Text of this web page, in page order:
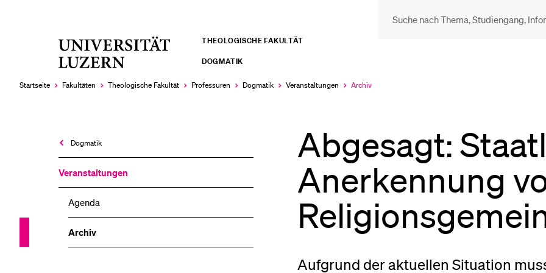
Universität
Luzern
THEOLOGISCHE FAKULTÄT
DOGMATIK
Startseite Fakultäten Theologische Fakultät Professuren Dogmatik Veranstaltungen
Aktuell
Archiv
Dogmatik
Veranstaltungen
Agenda
Archiv
Abgesagt:
Anerkennung
Aufgrund der aktuellen Situation
LETZTE SUCHEN
Schulklassen und
Studien­interessierte
Studierende